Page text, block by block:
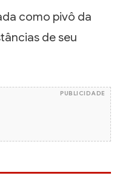
como pivô da
de seu
PUBLICIDADE